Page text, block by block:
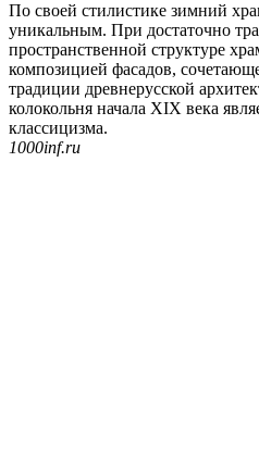
По своей стилистике зимний
уникальным. При достаточно
пространственной структуре
композицией фасадов,
традиции древнерусской
колокольня начала XIX века
классицизма.
1000inf.ru